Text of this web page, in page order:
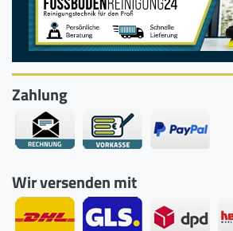
Zahlung
Wir versenden mit